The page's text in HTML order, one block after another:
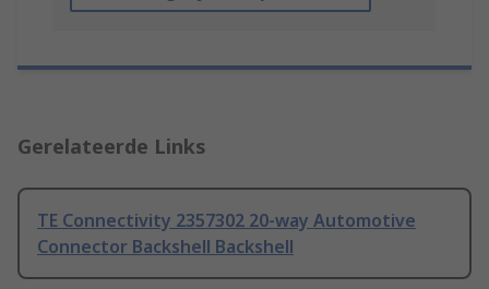
Gerelateerde Links
TE Connectivity 2357302 20-way Automotive
Connector Backshell Backshell